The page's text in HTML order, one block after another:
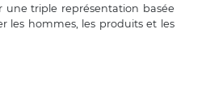
une triple représentation basée
les hommes, les produits et les